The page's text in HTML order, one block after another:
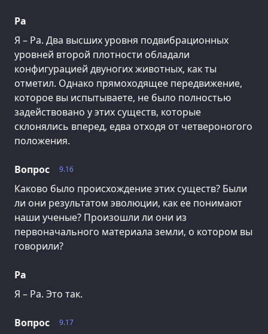
Ра
Я – Ра. Два высших уровня подвибрационных
уровней второй плотности обладали
конфигурацией двуногих животных, как ты
отметил. Однако прямоходящее передвижение,
которое вы испытываете, не было полностью
задействовано у этих существ, которые
склонялись вперед, едва отходя от четвероногого
положения.
9.16
Вопрос
Каково было происхождение этих существ? Были
ли они результатом эволюции, как ее понимают
наши ученые? Произошли ли они из
первоначального материала земли, о котором вы
говорили?
Ра
Я – Ра. Это так.
9.17
Вопрос